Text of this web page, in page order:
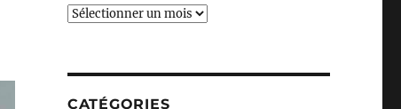
Ces
CATÉGORIES